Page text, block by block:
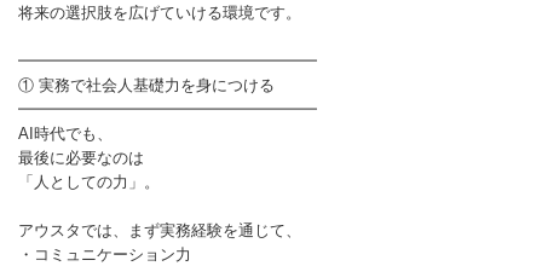
将来の選択肢を広げていける環境です。
━━━━━━━━━━━━━━━━━━━
① 実務で社会人基礎力を身につける
━━━━━━━━━━━━━━━━━━━
AI時代でも、
最後に必要なのは
「人としての力」。
アウスタでは、まず実務経験を通じて、
・コミュニケーション力